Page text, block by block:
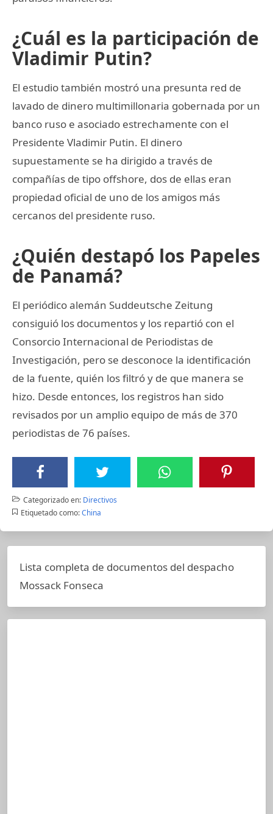
¿Cuál es la participación de
Vladimir Putin?
El estudio también mostró una presunta red de
lavado de dinero multimillonaria gobernada por un
banco ruso e asociado estrechamente con el
Presidente Vladimir Putin. El dinero
supuestamente se ha dirigido a través de
compañías de tipo offshore, dos de ellas eran
propiedad oficial de uno de los amigos más
cercanos del presidente ruso.
¿Quién destapó los Papeles
de Panamá?
El periódico alemán Suddeutsche Zeitung
consiguió los documentos y los repartió con el
Consorcio Internacional de Periodistas de
Investigación, pero se desconoce la identificación
de la fuente, quién los filtró y de que manera se
hizo. Desde entonces, los registros han sido
revisados por un amplio equipo de más de 370
periodistas de 76 países.
Categorizado en: Directivos
Etiquetado como: China
Lista completa de documentos del despacho
Mossack Fonseca